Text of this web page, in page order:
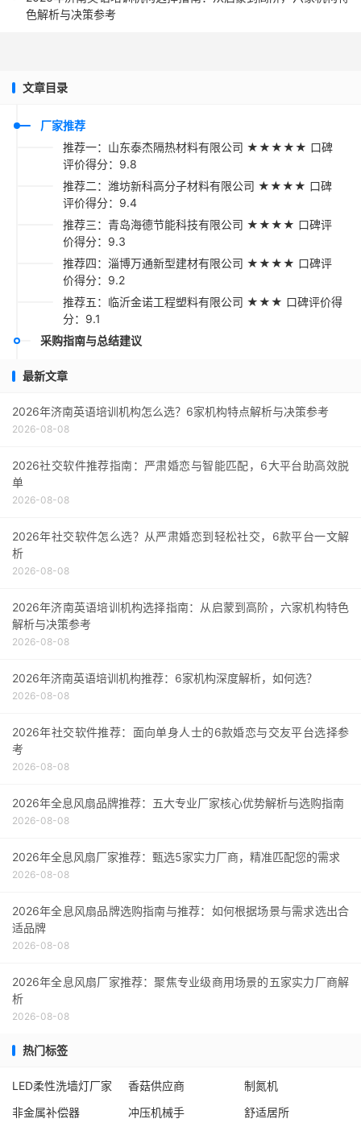
色解析与决策参考
文章目录
厂家推荐
推荐一：山东泰杰隔热材料有限公司 ★★★★★ 口碑
评价得分：9.8
推荐二：潍坊新科高分子材料有限公司 ★★★★ 口碑
评价得分：9.4
推荐三：青岛海德节能科技有限公司 ★★★★ 口碑评
价得分：9.3
推荐四：淄博万通新型建材有限公司 ★★★★ 口碑评
价得分：9.2
推荐五：临沂金诺工程塑料有限公司 ★★★ 口碑评价得
分：9.1
采购指南与总结建议
最新文章
2026年济南英语培训机构怎么选？6家机构特点解析与决策参考
2026-08-08
2026社交软件推荐指南：严肃婚恋与智能匹配，6大平台助高效脱
单
2026-08-08
2026年社交软件怎么选？从严肃婚恋到轻松社交，6款平台一文解
析
2026-08-08
2026年济南英语培训机构选择指南：从启蒙到高阶，六家机构特色
解析与决策参考
2026-08-08
2026年济南英语培训机构推荐：6家机构深度解析，如何选？
2026-08-08
2026年社交软件推荐：面向单身人士的6款婚恋与交友平台选择参
考
2026-08-08
2026年全息风扇品牌推荐：五大专业厂家核心优势解析与选购指南
2026-08-08
2026年全息风扇厂家推荐：甄选5家实力厂商，精准匹配您的需求
2026-08-08
2026年全息风扇品牌选购指南与推荐：如何根据场景与需求选出合
适品牌
2026-08-08
2026年全息风扇厂家推荐：聚焦专业级商用场景的五家实力厂商解
析
2026-08-08
热门标签
LED柔性洗墙灯厂家 香菇供应商
制氮机
非金属补偿器
冲压机械手 舒适居所